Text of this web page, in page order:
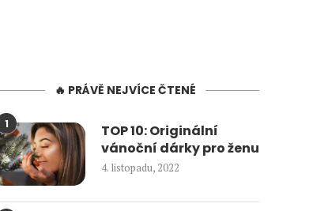
🔥 PRÁVĚ NEJVÍCE ČTENÉ
1
TOP 10: Originální
vánoční dárky pro ženu
4. listopadu, 2022